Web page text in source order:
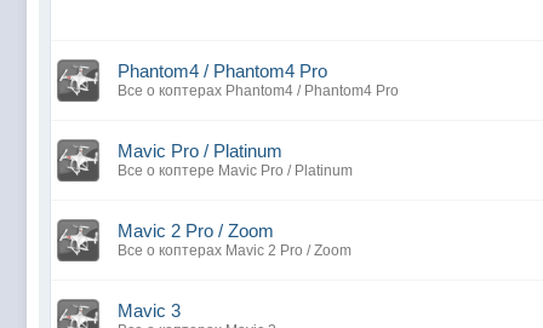
Phantom4 / Phantom4 Pro
Все о коптерах Phantom4 / Phantom4 Pro
Mavic Pro / Platinum
Все о коптере Mavic Pro / Platinum
Mavic 2 Pro / Zoom
Все о коптерах Mavic 2 Pro / Zoom
Mavic 3